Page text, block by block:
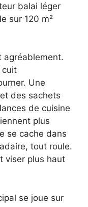
balai léger
sur 120 m²
agréablement.
cuit
Une
des sachets
de cuisine
plus
se cache dans
tout roule.
viser plus haut
se joue sur